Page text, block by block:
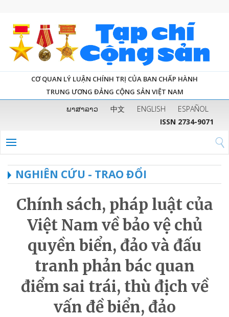
CƠ QUAN LÝ LUẬN CHÍNH TRỊ CỦA BAN CHẤP HÀNH
TRUNG ƯƠNG ĐẢNG CỘNG SẢN VIỆT NAM
ພາສາລາວ 中文 ENGLISH
ESPAÑOL
ISSN 2734-9071
NGHIÊN CỨU - TRAO ĐỔI
Chính sách, pháp luật của
Việt Nam về bảo vệ chủ
quyền biển, đảo và đấu
tranh phản bác quan
điểm sai trái, thù địch về
vấn đề biển, đảo